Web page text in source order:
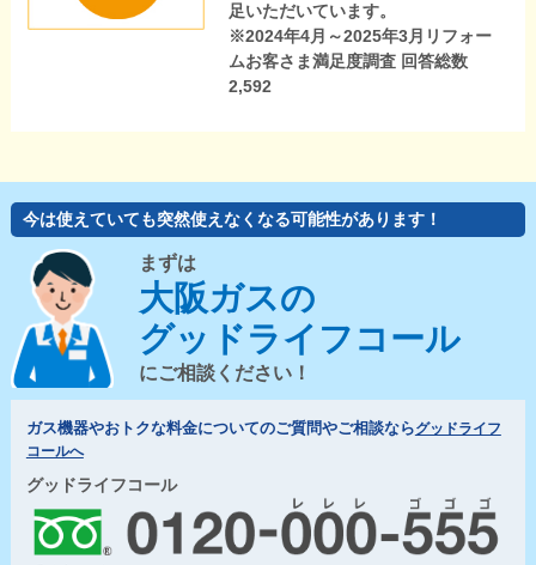
足いただいています。
※2024年4月～2025年3月リフォー
ムお客さま満足度調査 回答総数
2,592
今は使えていても突然使えなくなる可能性があります！
まずは
大阪ガスの
グッドライフコール
にご相談ください！
ガス機器やおトクな料金についてのご質問やご相談ならグッドライフ
コールへ
グッドライフコール